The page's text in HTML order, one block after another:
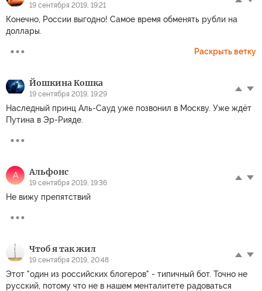
19 сентября 2019, 19:21
Конечно, России выгодно! Самое время обменять рубли на
доллары.
Раскрыть ветку
Йошкина Кошка
19 сентября 2019, 19:29
Наследный принц Аль-Сауд уже позвонил в Москву. Уже ждёт
Путина в Эр-Рияде.
А Альфонс
19 сентября 2019, 19:36
Не вижу препятствий
Чтоб я так жил
19 сентября 2019, 20:48
Этот "один из российских блогеров" - типичный бот. Точно не
русский, потому что не в нашем менталитете радоваться